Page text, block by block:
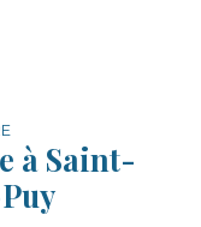
à Saint-